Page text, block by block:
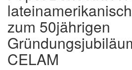
zum 50jährigen
CELAM